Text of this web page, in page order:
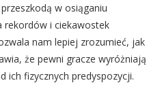
w osiąganiu
rekordów i ciekawostek
nam lepiej zrozumieć, jak
że pewni gracze wyróżniają
ich fizycznych predyspozycji.